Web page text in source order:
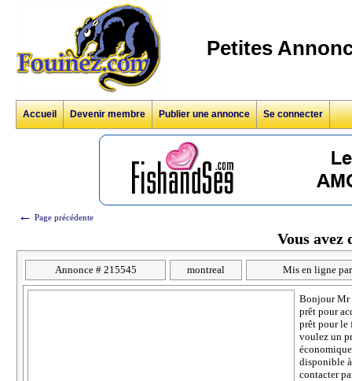
Petites
Accueil Devenir membre Publier une annonce Se connecter
← Page précédente
Vous avez
Annonce # 215545 montreal Mis en ligne
Bonjour Mr
prêt pour
prêt pour le
voulez un
disponible
contacter